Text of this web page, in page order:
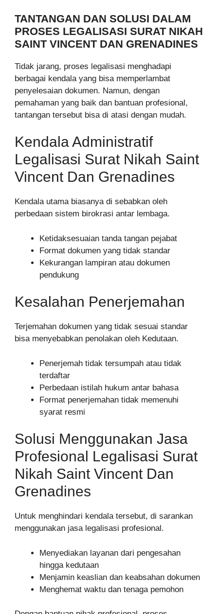
TANTANGAN DAN SOLUSI DALAM
PROSES LEGALISASI SURAT NIKAH
SAINT VINCENT DAN GRENADINES
Tidak jarang, proses legalisasi menghadapi
berbagai kendala yang bisa memperlambat
penyelesaian dokumen. Namun, dengan
pemahaman yang baik dan bantuan profesional,
tantangan tersebut bisa di atasi dengan mudah.
Kendala Administratif
Legalisasi Surat Nikah Saint
Vincent Dan Grenadines
Kendala utama biasanya di sebabkan oleh
perbedaan sistem birokrasi antar lembaga.
Ketidaksesuaian tanda tangan pejabat
Format dokumen yang tidak standar
Kekurangan lampiran atau dokumen
pendukung
Kesalahan Penerjemahan
Terjemahan dokumen yang tidak sesuai standar
bisa menyebabkan penolakan oleh Kedutaan.
Penerjemah tidak tersumpah atau tidak
terdaftar
Perbedaan istilah hukum antar bahasa
Format penerjemahan tidak memenuhi
syarat resmi
Solusi Menggunakan Jasa
Profesional Legalisasi Surat
Nikah Saint Vincent Dan
Grenadines
Untuk menghindari kendala tersebut, di sarankan
menggunakan jasa legalisasi profesional.
Menyediakan layanan dari pengesahan
hingga kedutaan
Menjamin keaslian dan keabsahan dokumen
Menghemat waktu dan tenaga pemohon